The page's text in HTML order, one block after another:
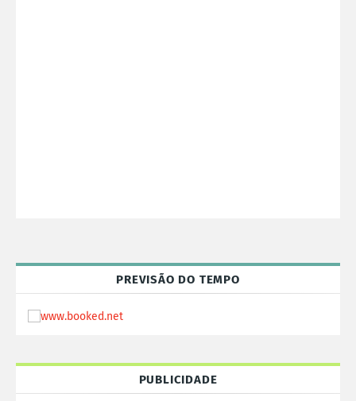
PREVISÃO DO TEMPO
PUBLICIDADE